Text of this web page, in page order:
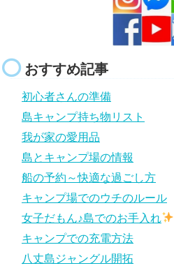
おすすめ記事
初心者さんの準備
島キャンプ持ち物リスト
我が家の愛用品
島とキャンプ場の情報
船の予約～快適な過ごし方
キャンプ場でのウチのルール
女子だもん♪島でのお手入れ
キャンプでの充電方法
八丈島ジャングル開拓